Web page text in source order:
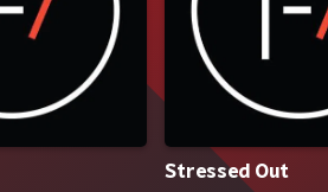
Stressed Out